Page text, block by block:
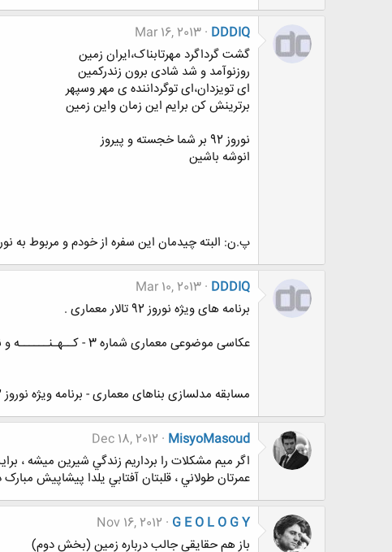
DDDIQ
Mar 16, 2013
گشت گرداگرد مهرتابناک،ایران زمین
روزنوآمد و شد شادی برون زندرکمین
ای تویزدان،ای توگرداننده ی مهر وسپهر
برترینش کن برایم این زمان واین زمین
نوروز 92 بر شما خجسته و پیروز
انوشه باشین
پ.ن: البته چیدمان این سفره از خودم و مربوط به
DDDIQ
Mar 10, 2013
برنامه های ویژه نوروز 92 تالار معماری .
عکاسی موضوعی معماری شماره 3 - کــهـنــــــه و نــــــــو
مسابقه مدلسازی بناهای معماری - برنامه ویژه نوروز 92 ( با هدایای ویژه)
MisyoMasoud
Dec 18, 2012
اگر ميم مشكلات را برداريم زندگي شيرين ميشه ،
عمرتان طولاني ، قلبتان آفتابي یلدا پیشاپیش
G E O L O G Y
Nov 16, 2012
باز هم حقایقی جالب درباره زمین (بخش دوم)